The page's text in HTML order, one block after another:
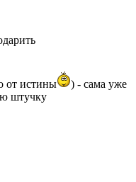
от истины
) - сама уже
штучку